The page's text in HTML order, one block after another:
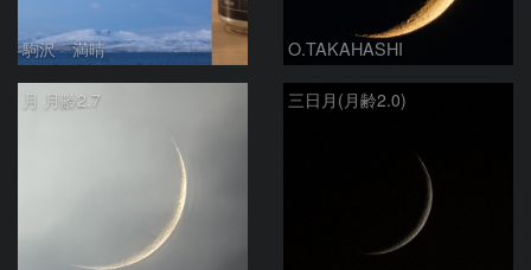
駒沢 満晴 O.TAKAHASHI
月 月齢2.7 三日月(月齢2.0)